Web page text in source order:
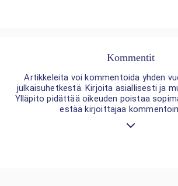
Kommentit
Artikkeleita voi kommentoida yhden
julkaisuhetkestä. Kirjoita asiallisesti ja
Ylläpito pidättää oikeuden poistaa
estää kirjoittajaa